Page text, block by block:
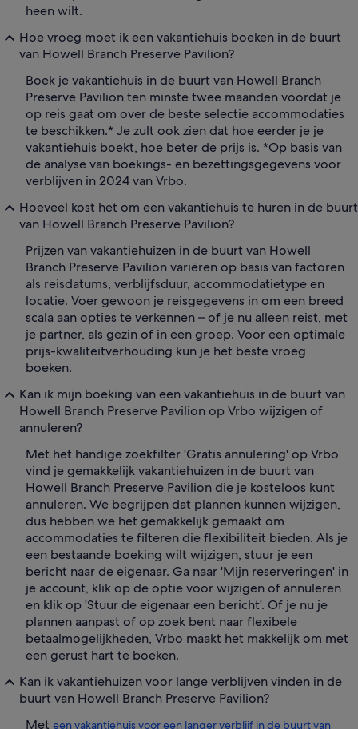
heen wilt.
Hoe vroeg moet ik een vakantiehuis boeken in de buurt
van Howell Branch Preserve Pavilion?
Boek je vakantiehuis in de buurt van Howell Branch
Preserve Pavilion ten minste twee maanden voordat je
op reis gaat om over de beste selectie accommodaties
te beschikken.* Je zult ook zien dat hoe eerder je je
vakantiehuis boekt, hoe beter de prijs is. *Op basis van
de analyse van boekings- en bezettingsgegevens voor
verblijven in 2024 van Vrbo.
Hoeveel kost het om een vakantiehuis te huren in de buurt
van Howell Branch Preserve Pavilion?
Prijzen van vakantiehuizen in de buurt van Howell
Branch Preserve Pavilion variëren op basis van factoren
als reisdatums, verblijfsduur, accommodatietype en
locatie. Voer gewoon je reisgegevens in om een breed
scala aan opties te verkennen – of je nu alleen reist, met
je partner, als gezin of in een groep. Voor een optimale
prijs-kwaliteitverhouding kun je het beste vroeg
boeken.
Kan ik mijn boeking van een vakantiehuis in de buurt van
Howell Branch Preserve Pavilion op Vrbo wijzigen of
annuleren?
Met het handige zoekfilter 'Gratis annulering' op Vrbo
vind je gemakkelijk vakantiehuizen in de buurt van
Howell Branch Preserve Pavilion die je kosteloos kunt
annuleren. We begrijpen dat plannen kunnen wijzigen,
dus hebben we het gemakkelijk gemaakt om
accommodaties te filteren die flexibiliteit bieden. Als je
een bestaande boeking wilt wijzigen, stuur je een
bericht naar de eigenaar. Ga naar 'Mijn reserveringen' in
je account, klik op de optie voor wijzigen of annuleren
en klik op 'Stuur de eigenaar een bericht'. Of je nu je
plannen aanpast of op zoek bent naar flexibele
betaalmogelijkheden, Vrbo maakt het makkelijk om met
een gerust hart te boeken.
Kan ik vakantiehuizen voor lange verblijven vinden in de
buurt van Howell Branch Preserve Pavilion?
Met een vakantiehuis voor een langer verblijf in de buurt van